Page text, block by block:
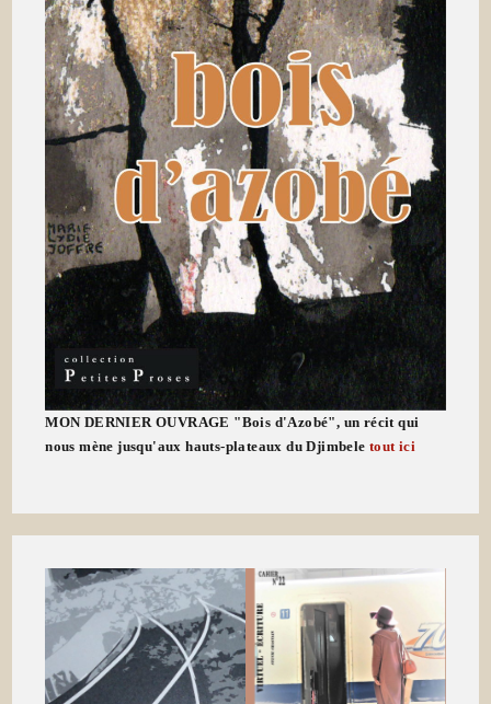
MON DERNIER OUVRAGE "Bois d'Azobé", un récit qui
nous mène jusqu'aux hauts-plateaux du Djimbeletout ici